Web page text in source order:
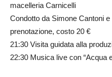
macelleria Carnicelli
Condotto da Simone Cantoni
prenotazione, costo 20 €
21:30 Visita guidata alla
22:30 Musica live con “Acqua